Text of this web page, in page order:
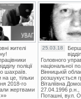
жителі
поліції
шахраїв.
це, тільки
2018-го
жертвами
25.03.18
Головного
національної
Вінницькій
розшукується
Віталіївна
27.04.1996 р.н.,
Поташні, вул.